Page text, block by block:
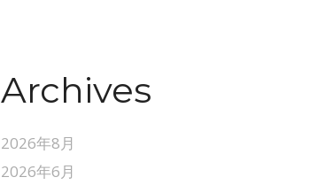
Archives
2026年8月
2026年6月